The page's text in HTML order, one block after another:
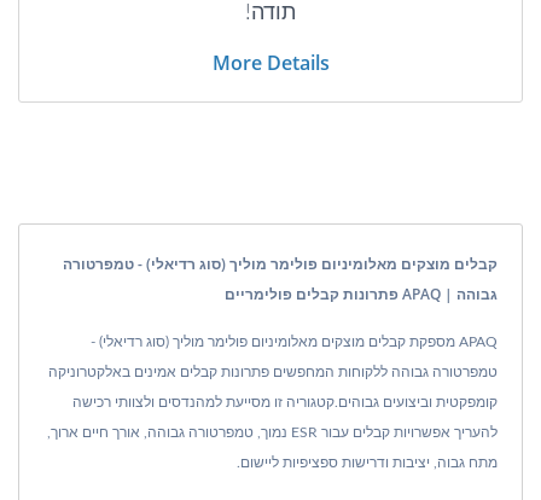
תודה!
More Details
קבלים מוצקים מאלומיניום פולימר מוליך (סוג רדיאלי) - טמפרטורה
גבוהה | APAQ פתרונות קבלים פולימריים
APAQ מספקת קבלים מוצקים מאלומיניום פולימר מוליך (סוג רדיאלי) -
טמפרטורה גבוהה ללקוחות המחפשים פתרונות קבלים אמינים באלקטרוניקה
קומפקטית וביצועים גבוהים.קטגוריה זו מסייעת למהנדסים ולצוותי רכישה
להעריך אפשרויות קבלים עבור ESR נמוך, טמפרטורה גבוהה, אורך חיים ארוך,
מתח גבוה, יציבות ודרישות ספציפיות ליישום.